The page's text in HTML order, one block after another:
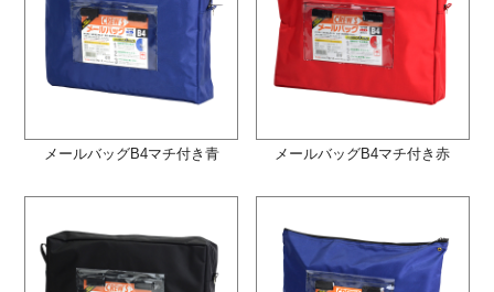
メールバッグB4マチ付き青 メールバッグB4マチ付き赤